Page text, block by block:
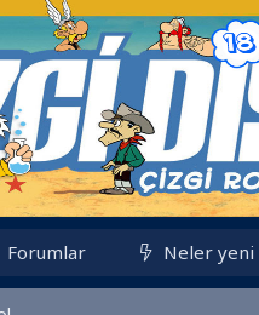
Forumlar Neler yeni